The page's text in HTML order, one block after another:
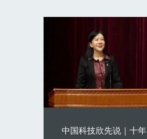
中国科技欣先说｜十年